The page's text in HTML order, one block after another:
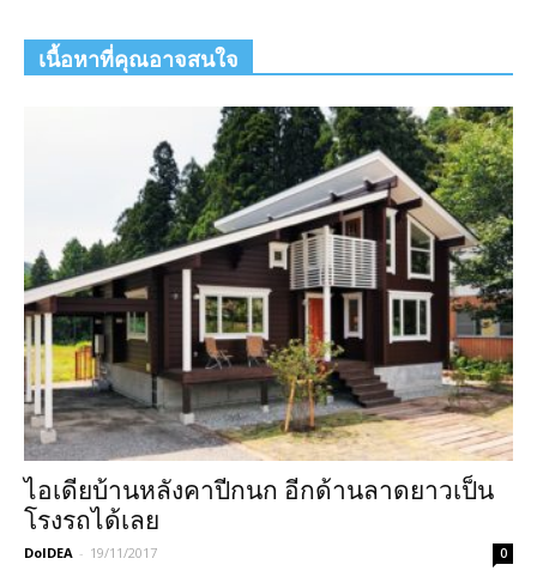
เนื้อหาที่คุณอาจสนใจ
ไอเดียบ้านหลังคาปีกนก อีกด้านลาดยาวเป็น
โรงรถได้เลย
DoIDEA - 19/11/2017 0